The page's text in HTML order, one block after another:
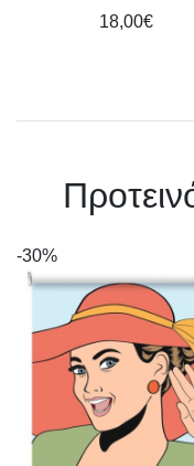
18,00€
-30%